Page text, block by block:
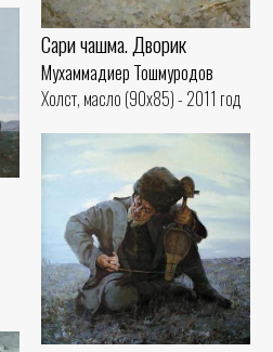
Сари чашма. Дворик
Мухаммадиер Тошмуродов
Холст, масло (90x85) - 2011 год